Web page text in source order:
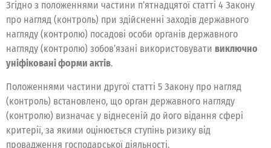
Згідно з положеннями частини п’ятнадцятої статті 4 Закону
про нагляд (контроль) при здійсненні заходів державного
нагляду (контролю) посадові особи органів державного
нагляду (контролю) зобов’язані використовувати виключно
уніфіковані форми актів.
Положеннями частини другої статті 5 Закону про нагляд
(контроль) встановлено, що орган державного нагляду
(контролю) визначає у віднесеній до його відання сфері
критерії, за якими оцінюється ступінь ризику від
провадження господарської діяльності.